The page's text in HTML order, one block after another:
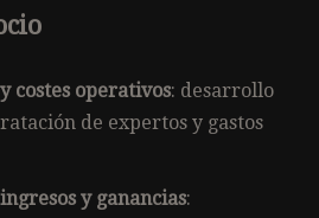
costes operativos: desarrollo
de expertos y gastos
y ganancias: